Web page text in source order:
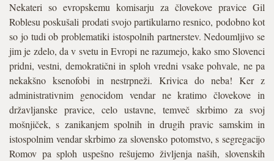
Nekateri so evropskemu komisarju za človekove pravice Gil
Roblesu poskušali prodati svojo partikularno resnico, podobno kot
so jo tudi ob problematiki istospolnih partnerstev. Nedoumljivo se
jim je zdelo, da v svetu in Evropi ne razumejo, kako smo Slovenci
pridni, vestni, demokratični in sploh vredni vsake pohvale, ne pa
nekakšno ksenofobi in nestrpneži. Krivica do neba! Ker z
administrativnim genocidom vendar ne kratimo človekove in
državljanske pravice, celo ustavne, temveč skrbimo za svoj
mošnjiček, s zanikanjem spolnih in drugih pravic samskim in
istospolnim vendar skrbimo za slovensko potomstvo, s segregacijo
Romov pa sploh uspešno rešujemo življenja naših, slovenskih